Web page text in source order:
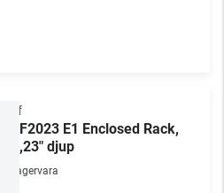
Chief
NE1F2023 E1 Enclosed Rack,
20U,23" djup
Lagervara